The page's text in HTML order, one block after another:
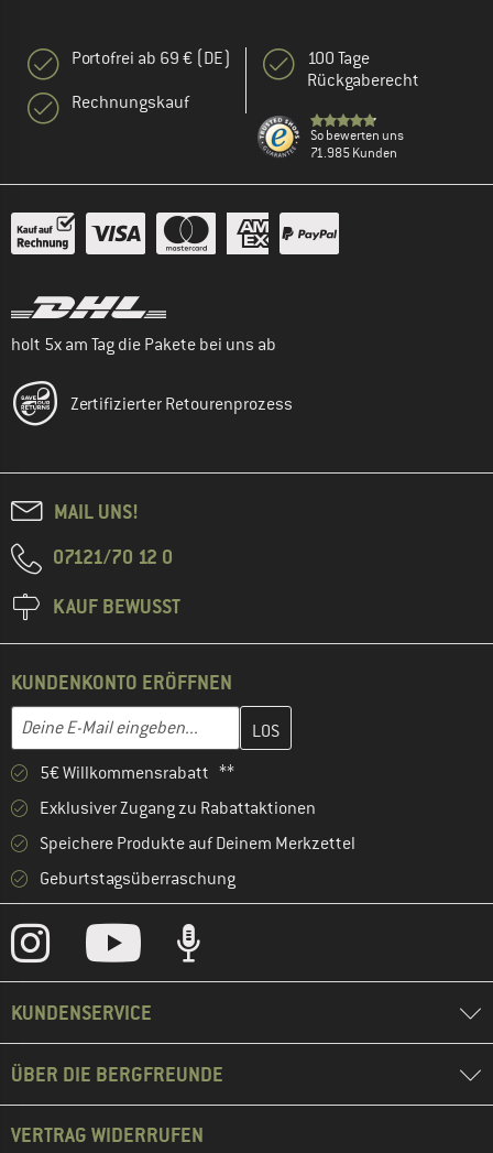
Portofrei ab 69 € (DE)
Rechnungskauf
100 Tage
Rückgaberecht
So bewerten uns
71.985 Kunden
holt 5x am Tag die Pakete bei uns ab
Zertifizierter Retourenprozess
MAIL UNS!
07121/70 12 0
KAUF BEWUSST
KUNDENKONTO ERÖFFNEN
E-Mail-Adresse
Gib hier deine E-Mail-Adresse ein und erstelle im nächsten
5€ Willkommensrabatt **
Exklusiver Zugang zu Rabattaktionen
Speichere Produkte auf Deinem Merkzettel
Geburtstagsüberraschung
KUNDENSERVICE
ÜBER DIE BERGFREUNDE
VERTRAG WIDERRUFEN